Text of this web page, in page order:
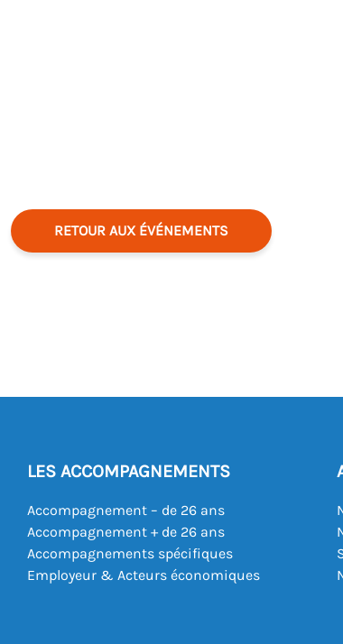
RETOUR AUX ÉVÉNEMENTS
LES ACCOMPAGNEMENTS
Accompagnement – de 26 ans
Accompagnement + de 26 ans
Accompagnements spécifiques
Employeur & Acteurs économiques